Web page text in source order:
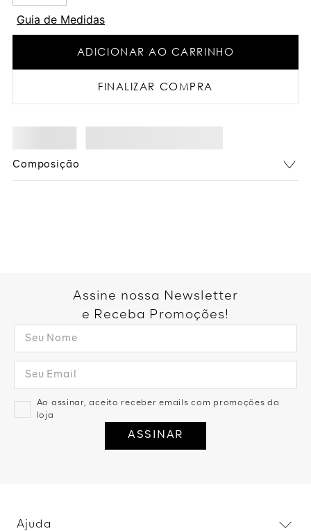
Guia de Medidas
ADICIONAR AO CARRINHO
FINALIZAR COMPRA
Composição
Assine nossa Newsletter
e Receba Promoções!
Ao assinar, aceito receber emails com promoções da
loja
ASSINAR
Ajuda